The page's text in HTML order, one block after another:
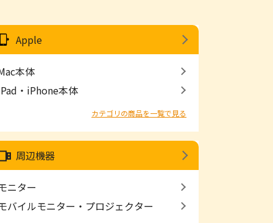
Apple
本体
・iPhone本体
カテゴリの商品を一覧で見る
周辺機器
ニター
バイルモニター・プロジェクター